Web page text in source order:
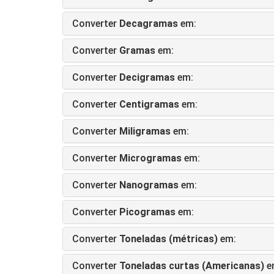
Converter Decagramas em:
Converter Gramas em:
Converter Decigramas em:
Converter Centigramas em:
Converter Miligramas em:
Converter Microgramas em:
Converter Nanogramas em:
Converter Picogramas em:
Converter Toneladas (métricas) em:
Converter Toneladas curtas (Americanas)